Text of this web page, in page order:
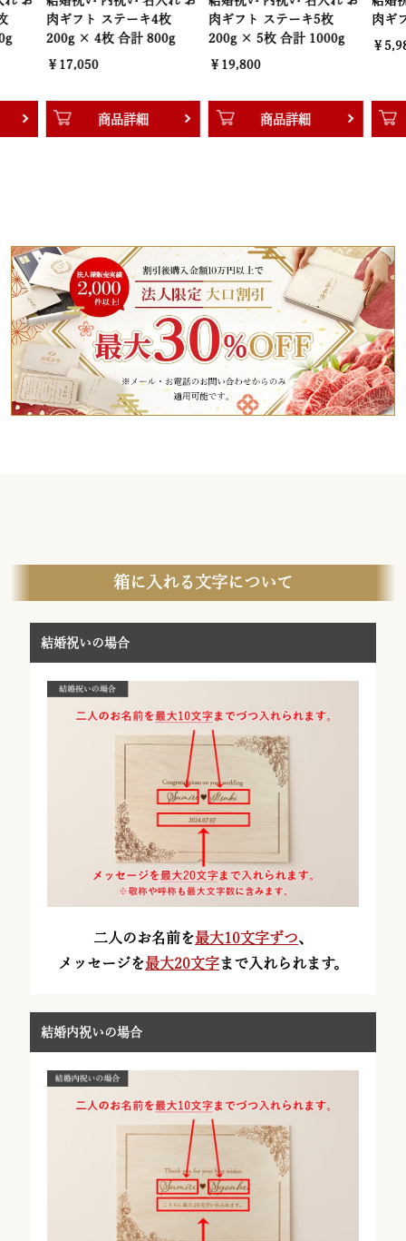
肉ギフト ステーキ4枚
200g × 4枚 合計 800g
￥17,050
商品詳細
肉ギフト ステーキ5枚
200g × 5枚 合計 1000g
￥19,800
商品詳細
肉ギフト ハ
￥5,980
商
箱に入れる文字について
結婚祝いの場合
二人のお名前を最大10文字ずつ、
メッセージを最大20文字まで入れられます。
結婚内祝いの場合